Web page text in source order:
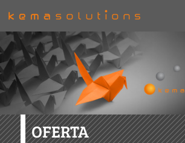
OFERTA